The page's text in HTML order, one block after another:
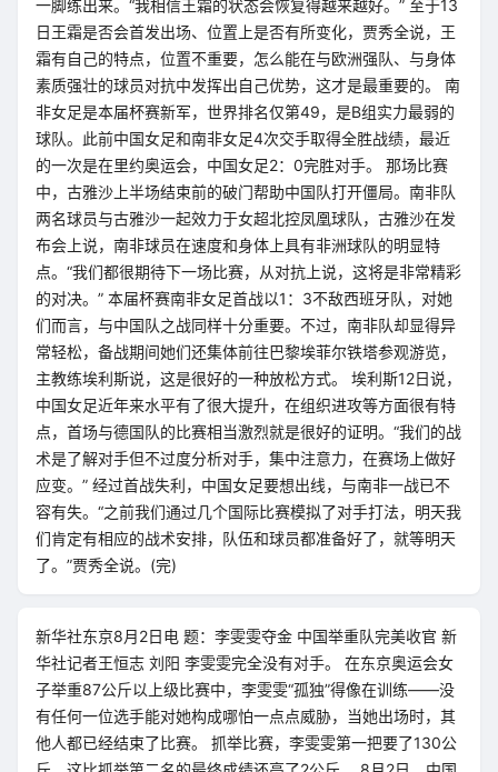
一脚练出来。“我相信王霜的状态会恢复得越来越好。” 至于13
日王霜是否会首发出场、位置上是否有所变化，贾秀全说，王
霜有自己的特点，位置不重要，怎么能在与欧洲强队、与身体
素质强壮的球员对抗中发挥出自己优势，这才是最重要的。 南
非女足是本届杯赛新军，世界排名仅第49，是B组实力最弱的
球队。此前中国女足和南非女足4次交手取得全胜战绩，最近
的一次是在里约奥运会，中国女足2：0完胜对手。 那场比赛
中，古雅沙上半场结束前的破门帮助中国队打开僵局。南非队
两名球员与古雅沙一起效力于女超北控凤凰球队，古雅沙在发
布会上说，南非球员在速度和身体上具有非洲球队的明显特
点。“我们都很期待下一场比赛，从对抗上说，这将是非常精彩
的对决。” 本届杯赛南非女足首战以1：3不敌西班牙队，对她
们而言，与中国队之战同样十分重要。不过，南非队却显得异
常轻松，备战期间她们还集体前往巴黎埃菲尔铁塔参观游览，
主教练埃利斯说，这是很好的一种放松方式。 埃利斯12日说，
中国女足近年来水平有了很大提升，在组织进攻等方面很有特
点，首场与德国队的比赛相当激烈就是很好的证明。“我们的战
术是了解对手但不过度分析对手，集中注意力，在赛场上做好
应变。” 经过首战失利，中国女足要想出线，与南非一战已不
容有失。“之前我们通过几个国际比赛模拟了对手打法，明天我
们肯定有相应的战术安排，队伍和球员都准备好了，就等明天
了。”贾秀全说。(完)
新华社东京8月2日电 题：李雯雯夺金 中国举重队完美收官 新
华社记者王恒志 刘阳 李雯雯完全没有对手。 在东京奥运会女
子举重87公斤以上级比赛中，李雯雯“孤独”得像在训练——没
有任何一位选手能对她构成哪怕一点点威胁，当她出场时，其
他人都已经结束了比赛。 抓举比赛，李雯雯第一把要了130公